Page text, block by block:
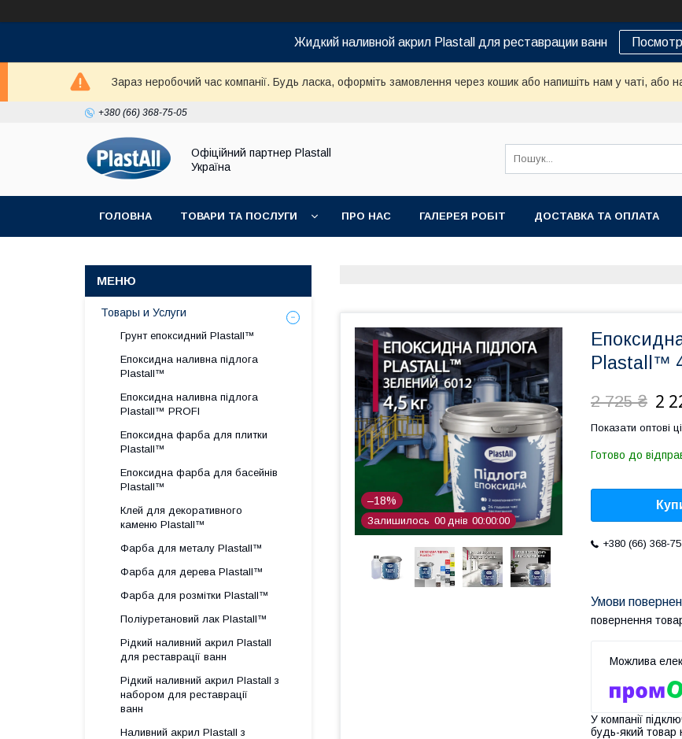
Жидкий наливной акрил Plastall для реставрации ванн
Зараз неробочий час компанії. Будь ласка, оформіть замовлення через кошик або напишіть нам у чаті,
+380 (66) 368-75-05
Офіційний партнер Plastall
Україна
ГОЛОВНА ТОВАРИ ТА ПОСЛУГИ ПРО НАС ГАЛЕРЕЯ РОБІТ ДОСТАВКА ТА ОПЛАТА
–18%
Залишилось 00 днів 00 00 00
Plastall™
2 725 ₴ 2
Показати оптові
Готово до
+380 (66) 368-
повернення
У компанії
будь-який товар
Товары и Услуги
Грунт епоксидний Plastall™
Епоксидна наливна підлога
Plastall™
Епоксидна наливна підлога
Plastall™ PROFI
Епоксидна фарба для плитки
Plastall™
Епоксидна фарба для басейнів
Plastall™
Клей для декоративного
каменю Plastall™
Фарба для металу Plastall™
Фарба для дерева Plastall™
Фарба для розмітки Plastall™
Поліуретановий лак Plastall™
Рідкий наливний акрил Plastall
для реставрації ванн
Рідкий наливний акрил Plastall з
набором для реставрації
ванн
Наливний акрил Plastall з